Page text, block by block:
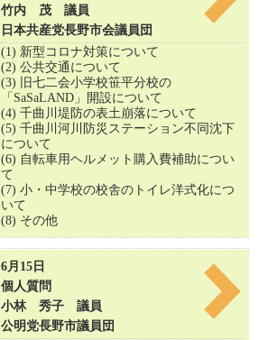
竹内 茂 議員
日本共産党長野市会議員団
(1) 新型コロナ対策について
(2) 公共交通について
(3) 旧七二会小学校笹平分校の
「SaSaLAND」開設について
(4) 千曲川堤防の表土崩落について
(5) 千曲川河川防災ステーション不同沈下
について
(6) 自転車用ヘルメット購入費補助につい
て
(7) 小・中学校の校舎のトイレ洋式化につ
いて
(8) その他
6月15日
個人質問
小林 秀子 議員
公明党長野市議員団